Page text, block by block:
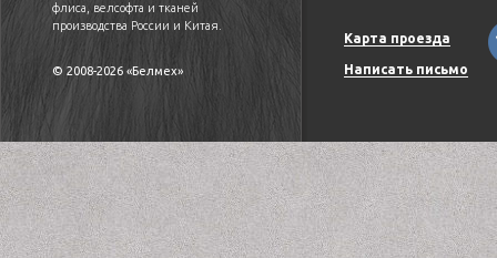
флиса, велсофта и тканей
производства России и Китая.
© 2008-2026 «Белмех»
Карта проезда
Написать письмо